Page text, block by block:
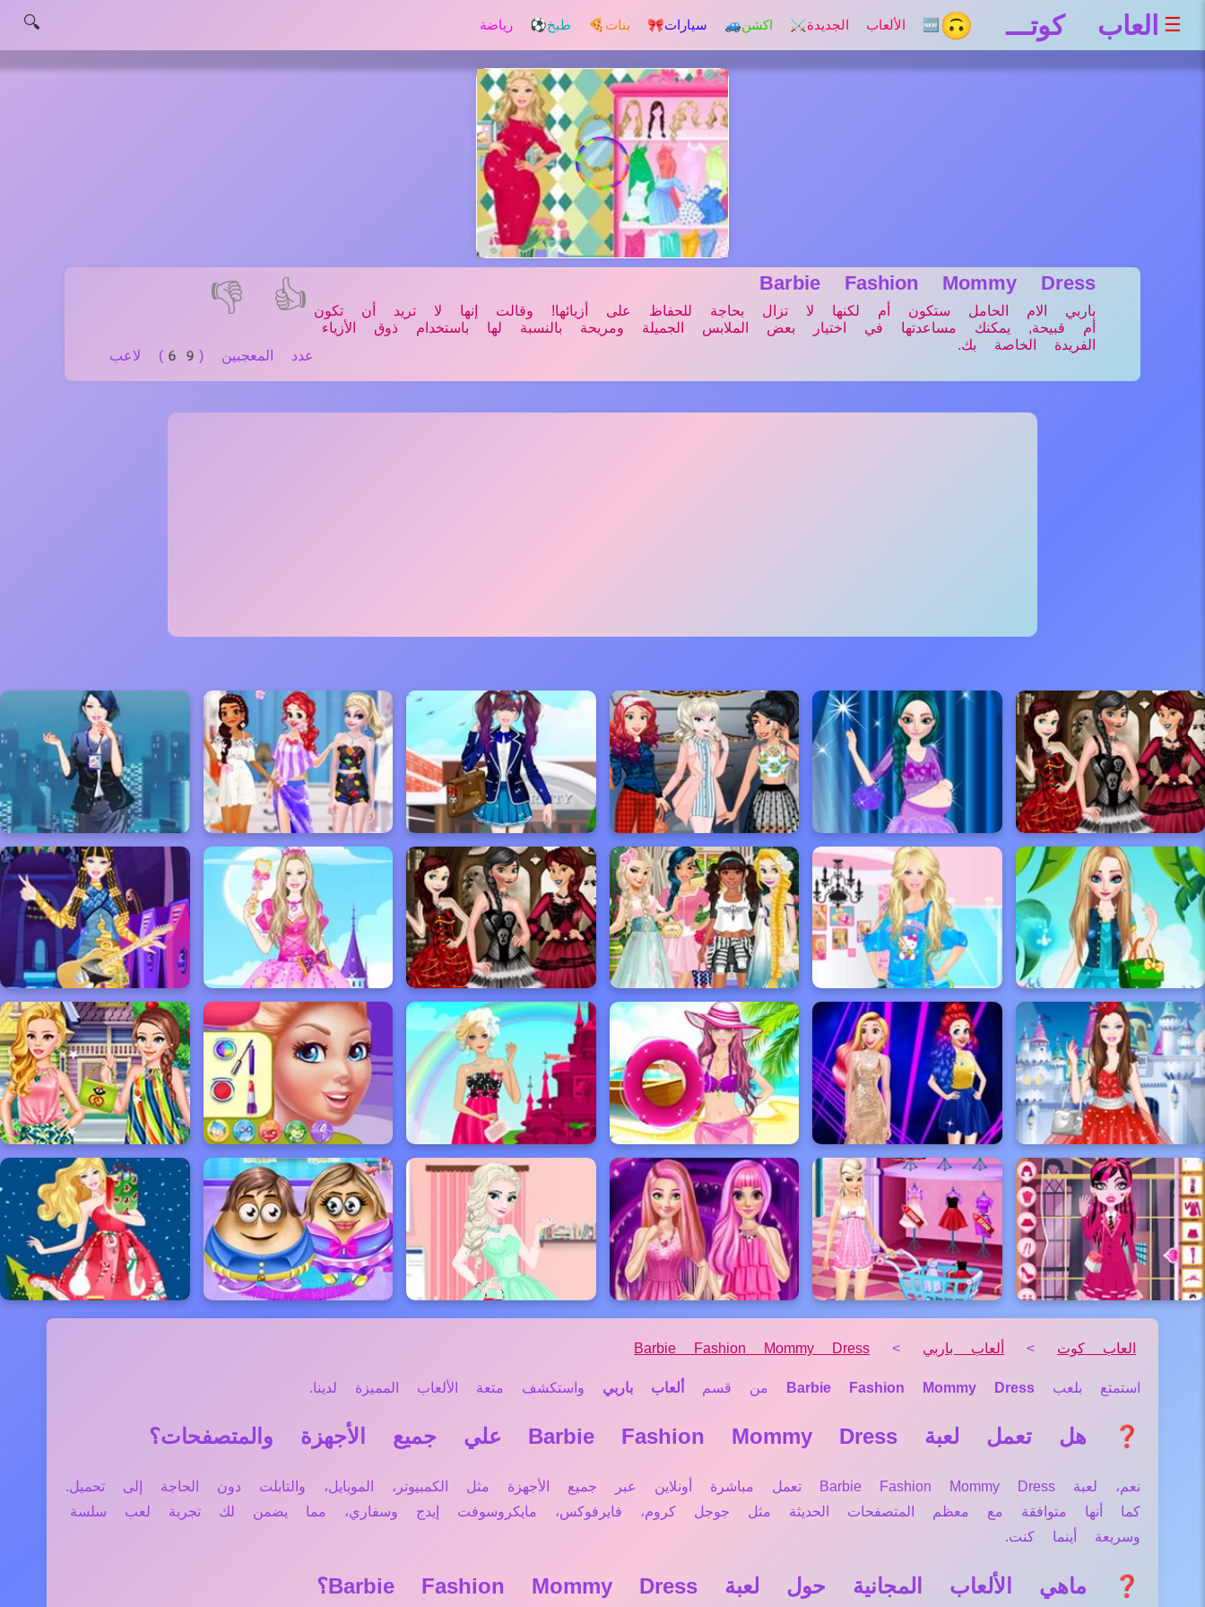
☰ العاب كوتـــ 🙃 🆕 الألعاب الجديدة ⚔️ اكشن🚙 سيارات🎀 بنات 🍕 طبخ⚽ رياضة 🔍
👍
👎
عدد المعجبين (69) لاعب
Barbie Fashion Mommy Dress
باربي الام الحامل ستكون أم لكنها لا تزال بحاجة للحفاظ على أزيائها! وقالت إنها لا تريد أن تكون
أم قبيحة, يمكنك مساعدتها في اختيار بعض الملابس الجميلة ومريحة بالنسبة لها باستخدام ذوق الأزياء
الفريدة الخاصة بك.
العاب كوت > ألعاب باربي >
Barbie Fashion Mommy Dress
استمتع بلعب Barbie Fashion Mommy Dress من قسم ألعاب باربي واستكشف متعة الألعاب المميزة لدينا.
❓ هل تعمل لعبة Barbie Fashion Mommy Dress علي جميع الأجهزة والمتصفحات؟
نعم، لعبة Barbie Fashion Mommy Dress تعمل مباشرة أونلاين عبر جميع الأجهزة مثل الكمبيوتر، الموبايل، والتابلت دون الحاجة إلى تحميل.
كما أنها متوافقة مع معظم المتصفحات الحديثة مثل جوجل كروم، فايرفوكس، مايكروسوفت إيدج وسفاري، مما يضمن لك تجربة لعب سلسة
وسريعة أينما كنت.
❓ ماهي الألعاب المجانية حول لعبة Barbie Fashion Mommy Dress؟